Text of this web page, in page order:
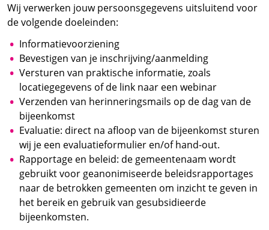
Wij verwerken jouw persoonsgegevens uitsluitend voor
de volgende doeleinden:
Informatievoorziening
Bevestigen van je inschrijving/aanmelding
Versturen van praktische informatie, zoals
locatiegegevens of de link naar een webinar
Verzenden van herinneringsmails op de dag van de
bijeenkomst
Evaluatie: direct na afloop van de bijeenkomst sturen
wij je een evaluatieformulier en/of hand-out.
Rapportage en beleid: de gemeentenaam wordt
gebruikt voor geanonimiseerde beleidsrapportages
naar de betrokken gemeenten om inzicht te geven in
het bereik en gebruik van gesubsidieerde
bijeenkomsten.